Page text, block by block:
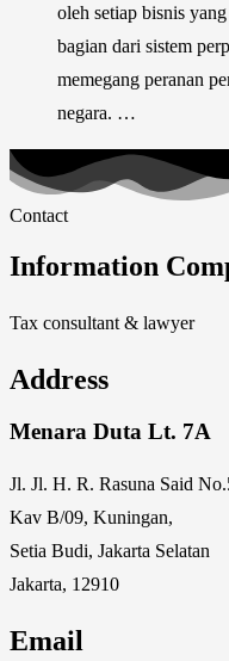
oleh setiap bisnis
bagian dari sistem
memegang peranan
negara. …
Contact
Information
Tax consultant & lawyer
Address
Menara Duta Lt. 7A
Jl. Jl. H. R. Rasuna Said
Kav B/09, Kuningan,
Setia Budi, Jakarta Selatan
Jakarta, 12910
Email